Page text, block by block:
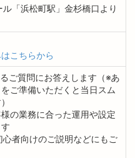
ル「浜松町駅」金杉橋口より
こちらから
ご質問にお答えします（※あ
ご準備いただくと当日スム
の業務に合った運用や設定
者向けのご説明などにもご